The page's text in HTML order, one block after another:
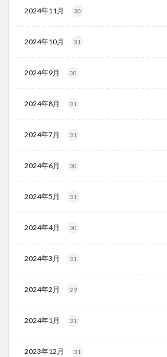
2024年11月 30
2024年10月 31
2024年9月 30
2024年8月 31
2024年7月 31
2024年6月 30
2024年5月 31
2024年4月 30
2024年3月 31
2024年2月 29
2024年1月 31
2023年12月 31